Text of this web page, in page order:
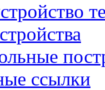
ссылки